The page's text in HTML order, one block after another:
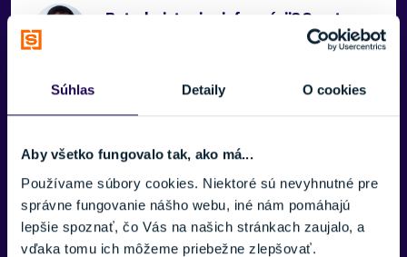
Súhlas Detaily O cookies
Aby všetko fungovalo tak, ako má...
Používame súbory cookies. Niektoré sú nevyhnutné pre
správne fungovanie nášho webu, iné nám pomáhajú
lepšie spoznať, čo Vás na našich stránkach zaujalo, a
vďaka tomu ich môžeme priebežne zlepšovať.
Potrebujete viac informácii? Sme tu
VAŠE MENO:
E-MAIL:
TELEFÓNNE ČÍSLO: